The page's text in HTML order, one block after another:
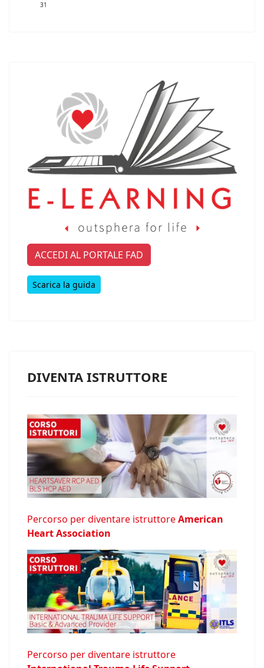
31
ACCEDI AL PORTALE FAD
Scarica la guida
DIVENTA ISTRUTTORE
Percorso per diventare istruttoreAmerican
Heart Association
Percorso per diventare istruttore